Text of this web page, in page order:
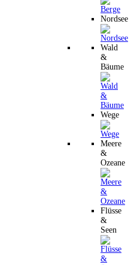
Nordsee
Wald
&
Bäume
Wege
Meere
&
Ozeane
Flüsse
&
Seen